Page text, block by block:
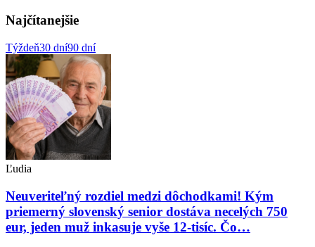
Najčítanejšie
Týždeň30 dní90 dní
Ľudia
Neuveriteľný rozdiel medzi dôchodkami! Kým
priemerný slovenský senior dostáva necelých 750
eur, jeden muž inkasuje vyše 12-tisíc. Čo…